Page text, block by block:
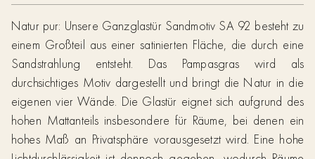
Natur pur: Unsere Ganzglastür Sandmotiv SA 92 besteht zu
einem Großteil aus einer satinierten Fläche, die durch eine
Sandstrahlung entsteht. Das Pampasgras wird als
durchsichtiges Motiv dargestellt und bringt die Natur in die
eigenen vier Wände. Die Glastür eignet sich aufgrund des
hohen Mattanteils insbesondere für Räume, bei denen ein
hohes Maß an Privatsphäre vorausgesetzt wird. Eine hohe